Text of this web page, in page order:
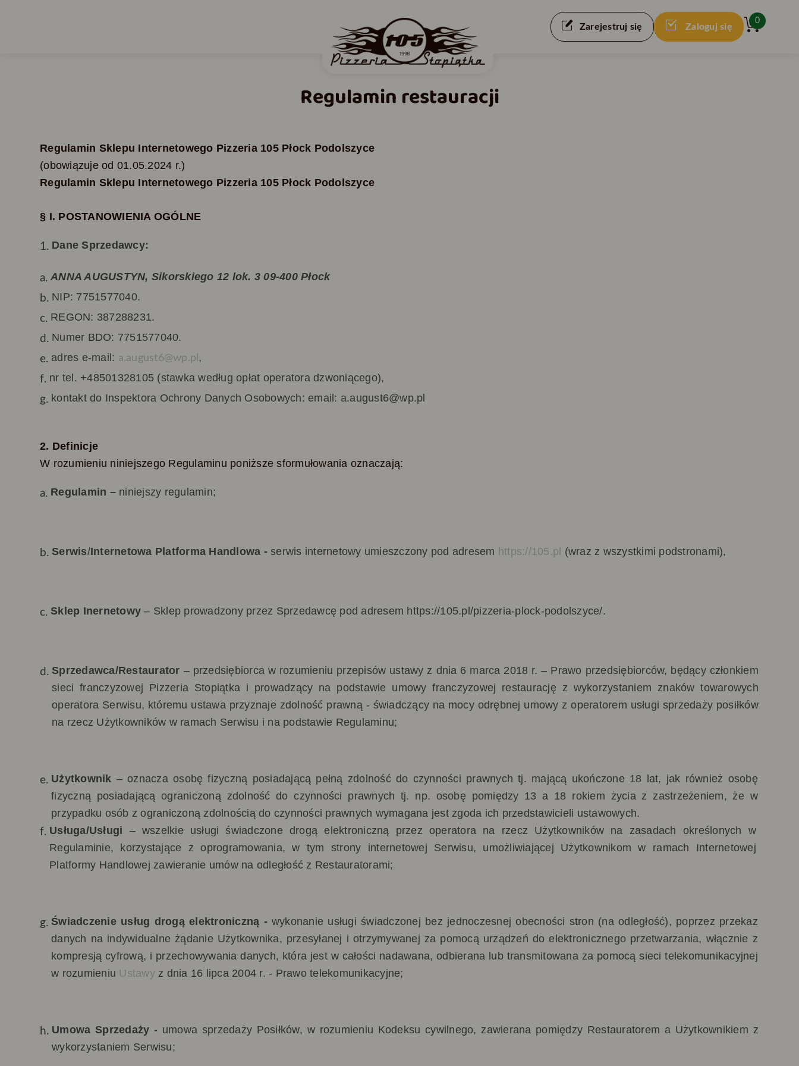
Zarejestruj się Zaloguj się
0
Regulamin restauracji
Regulamin Sklepu Internetowego Pizzeria 105 Płock Podolszyce
(obowiązuje od 01.05.2024 r.)
Regulamin Sklepu Internetowego Pizzeria 105 Płock Podolszyce
§ I. POSTANOWIENIA OGÓLNE
Dane Sprzedawcy:
ANNA AUGUSTYN, Sikorskiego 12 lok. 3 09-400 Płock
NIP: 7751577040.
REGON: 387288231.
Numer BDO: 7751577040.
adres e-mail: a.august6@wp.pl ,
nr tel. +48501328105 (stawka według opłat operatora dzwoniącego),
kontakt do Inspektora Ochrony Danych Osobowych: email: a.august6@wp.pl
2. Definicje
W rozumieniu niniejszego Regulaminu poniższe sformułowania oznaczają:
Regulamin – niniejszy regulamin;
Serwis/Internetowa Platforma Handlowa -serwis internetowy umieszczony pod adresem https://105.pl (wraz z wszystkimi podstronami),
Sklep Inernetowy– Sklep prowadzony przez Sprzedawcę pod adresem https://105.pl/pizzeria-plock-podolszyce/.
Sprzedawca/Restaurator – przedsiębiorca w rozumieniu przepisów ustawy z dnia 6 marca 2018 r. – Prawo przedsiębiorców, będący członkiem
sieci franczyzowej Pizzeria Stopiątka i prowadzący na podstawie umowy franczyzowej restaurację z wykorzystaniem znaków towarowych
operatora Serwisu, któremu ustawa przyznaje zdolność prawną - świadczący na mocy odrębnej umowy z operatorem usługi sprzedaży posiłków
na rzecz Użytkowników w ramach Serwisu i na podstawie Regulaminu;
Użytkownik – oznacza osobę fizyczną posiadającą pełną zdolność do czynności prawnych tj. mającą ukończone 18 lat, jak również osobę
fizyczną posiadającą ograniczoną zdolność do czynności prawnych tj. np. osobę pomiędzy 13 a 18 rokiem życia z zastrzeżeniem, że w
przypadku osób z ograniczoną zdolnością do czynności prawnych wymagana jest zgoda ich przedstawicieli ustawowych.
Usługa/Usługi – wszelkie usługi świadczone drogą elektroniczną przez operatora na rzecz Użytkowników na zasadach określonych w
Regulaminie, korzystające z oprogramowania, w tym strony internetowej Serwisu, umożliwiającej Użytkownikom w ramach Internetowej
Platformy Handlowej zawieranie umów na odległość z Restauratorami;
Świadczenie usług drogą elektroniczną -wykonanie usługi świadczonej bez jednoczesnej obecności stron (na odległość), poprzez przekaz
danych na indywidualne żądanie Użytkownika, przesyłanej i otrzymywanej za pomocą urządzeń do elektronicznego przetwarzania, włącznie z
kompresją cyfrową, i przechowywania danych, która jest w całości nadawana, odbierana lub transmitowana za pomocą sieci telekomunikacyjnej
w rozumieniu Ustawyz dnia 16 lipca 2004 r. - Prawo telekomunikacyjne;
Umowa Sprzedaży - umowa sprzedaży Posiłków, w rozumieniu Kodeksu cywilnego, zawierana pomiędzy Restauratorem a Użytkownikiem z
wykorzystaniem Serwisu;